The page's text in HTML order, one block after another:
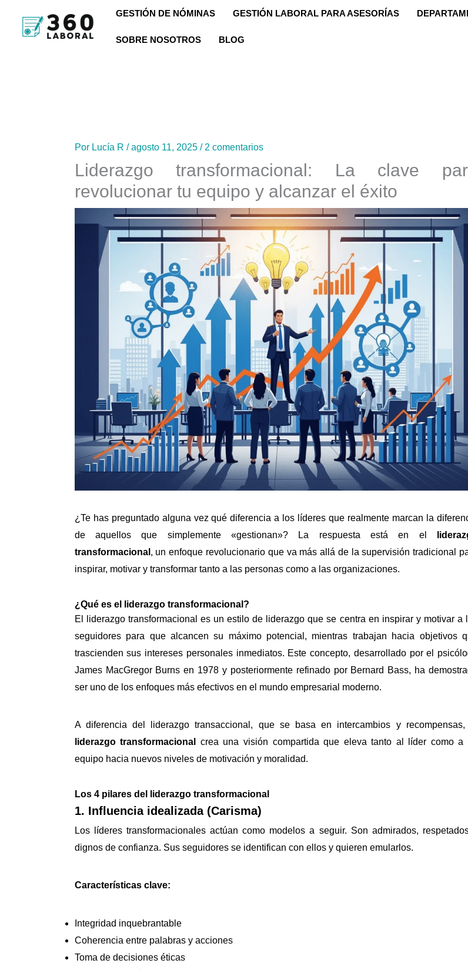
GESTIÓN DE NÓMINAS GESTIÓN LABORAL PARA ASESORÍAS
SOBRE NOSOTROS BLOG
Por Lucía R /agosto 11, 2025 /2 comentarios
Liderazgo transformacional: La clave
revolucionar tu equipo y alcanzar el éxito
¿Te has preguntado alguna vez qué diferencia a los líderes que realmente marcan la
de aquellos que simplemente «gestionan»? La respuesta está en el
transformacional , un enfoque revolucionario que va más allá de la supervisión tradicional
inspirar, motivar y transformar tanto a las personas como a las organizaciones.
¿Qué es el liderazgo transformacional?
El liderazgo transformacional es un estilo de liderazgo que se centra en inspirar y motivar a
seguidores para que alcancen su máximo potencial, mientras trabajan hacia objetivos
trascienden sus intereses personales inmediatos. Este concepto, desarrollado por el
James MacGregor Burns en 1978 y posteriormente refinado por Bernard Bass, ha
ser uno de los enfoques más efectivos en el mundo empresarial moderno.
A diferencia del liderazgo transaccional, que se basa en intercambios y recompensas,
liderazgo transformacional
crea una visión compartida que eleva tanto al líder como a
equipo hacia nuevos niveles de motivación y moralidad.
Los 4 pilares del liderazgo transformacional
1. Influencia idealizada (Carisma)
Los líderes transformacionales actúan como modelos a seguir. Son admirados,
dignos de confianza. Sus seguidores se identifican con ellos y quieren emularlos.
Características clave:
Integridad inquebrantable
Coherencia entre palabras y acciones
Toma de decisiones éticas